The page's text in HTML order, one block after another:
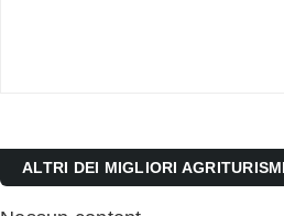
ALTRI DEI MIGLIORI